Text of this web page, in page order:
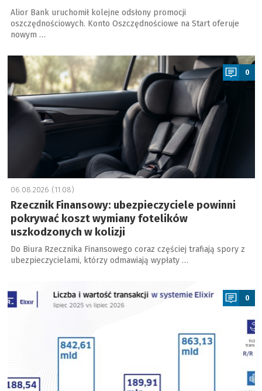
Alior Bank uruchomił kolejne odsłony promocji
oszczędnościowych. Konto Oszczędnościowe na Start oferuje
nowym …
a
0
06.08.2026 (11:08)
Rzecznik Finansowy: ubezpieczyciele powinni
pokrywać koszt wymiany fotelików
uszkodzonych w kolizji
Do Biura Rzecznika Finansowego coraz częściej trafiają spory z
ubezpieczycielami, którzy odmawiają wypłaty …
0